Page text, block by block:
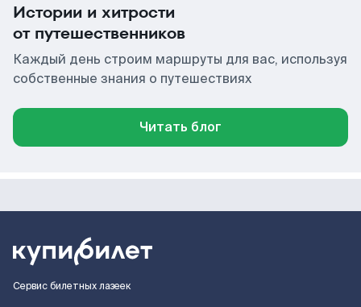
Истории и хитрости
от путешественников
Каждый день строим маршруты для вас, используя
собственные знания о путешествиях
Читать блог
Сервис билетных лазеек